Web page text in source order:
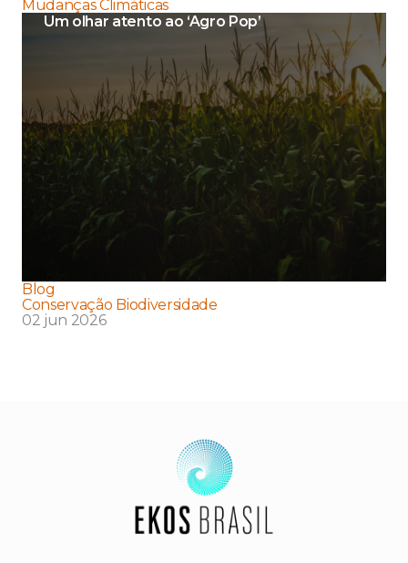
Mudanças Climáticas
Um olhar atento ao ‘Agro Pop’
Blog
Conservação Biodiversidade
02 jun 2026